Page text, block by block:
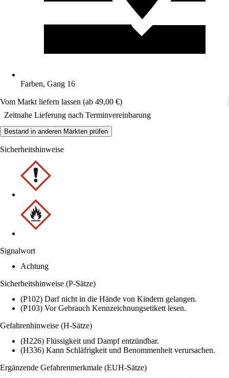
Farben, Gang 16
Vom Markt liefern lassen (ab 49,00 €)
Zeitnahe Lieferung nach Terminvereinbarung
Bestand in anderen Märkten prüfen
Sicherheitshinweise
Signalwort
Achtung
Sicherheitshinweise (P-Sätze)
(P102) Darf nicht in die Hände von Kindern gelangen.
(P103) Vor Gebrauch Kennzeichnungsetikett lesen.
Gefahrenhinweise (H-Sätze)
(H226) Flüssigkeit und Dampf entzündbar.
(H336) Kann Schläfrigkeit und Benommenheit verursachen.
Ergänzende Gefahrenmerkmale (EUH-Sätze)